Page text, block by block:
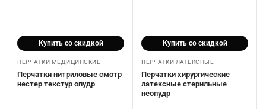
Купить со скидкой
ПЕРЧАТКИ МЕДИЦИНСКИЕ
Перчатки нитриловые смотр
нестер текстур опудр
Купить со скидкой
ПЕРЧАТКИ ЛАТЕКСНЫЕ
Перчатки хирургические
латексные стерильные
неопудр